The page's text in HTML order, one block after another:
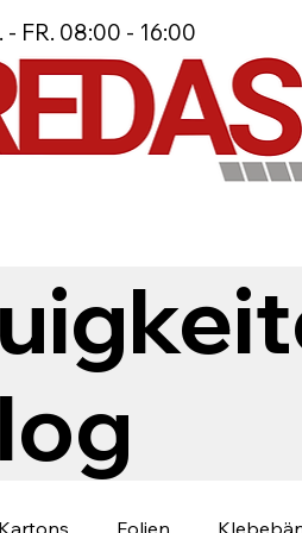
- FR. 08:00 - 16:00
Kartons Folien